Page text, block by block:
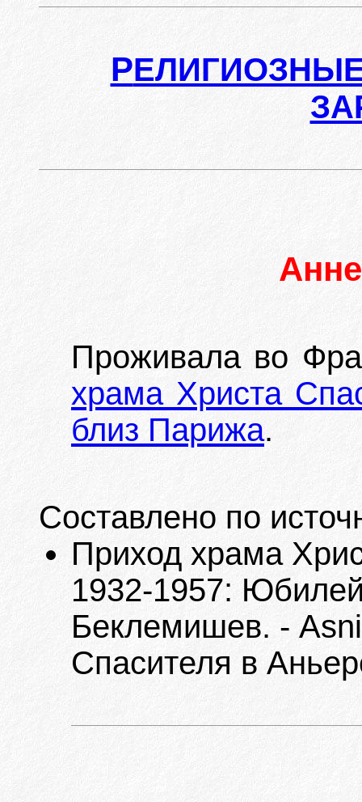
Р
Проживала во
храма Христа
близ Парижа.
Составлено по
Приход храма
1932-1957:
Беклемишев. -
Спасителя в